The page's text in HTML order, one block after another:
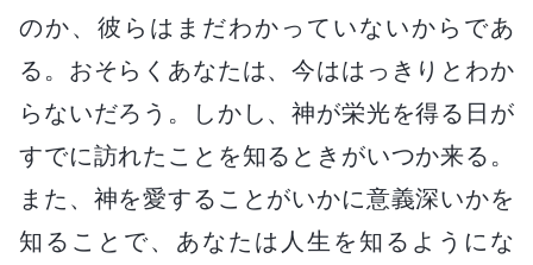
のか、彼らはまだわかっていないからであ
る。おそらくあなたは、今ははっきりとわか
らないだろう。しかし、神が栄光を得る日が
すでに訪れたことを知るときがいつか来る。
また、神を愛することがいかに意義深いかを
知ることで、あなたは人生を知るようにな